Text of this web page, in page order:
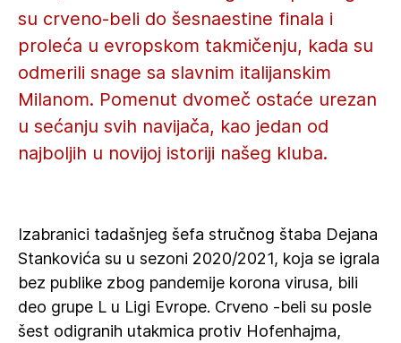
su crveno-beli do šesnaestine finala i
proleća u evropskom takmičenju, kada su
odmerili snage sa slavnim italijanskim
Milanom. Pomenut dvomeč ostaće urezan
u sećanju svih navijača, kao jedan od
najboljih u novijoj istoriji našeg kluba.
Izabranici tadašnjeg šefa stručnog štaba Dejana
Stankovića su u sezoni 2020/2021, koja se igrala
bez publike zbog pandemije korona virusa, bili
deo grupe L u Ligi Evrope. Crveno -beli su posle
šest odigranih utakmica protiv Hofenhajma,